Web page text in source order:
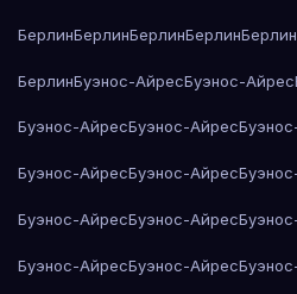
БерлинБерлинБерлинБерлинБерлин
БерлинБуэнос-АйресБуэнос-Айрес
Буэнос-АйресБуэнос-Айрес
Буэнос-АйресБуэнос-Айрес
Буэнос-АйресБуэнос-Айрес
Буэнос-АйресБуэнос-Айрес